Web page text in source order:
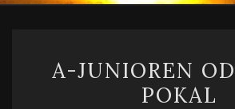
A-JUNIOREN
POKAL